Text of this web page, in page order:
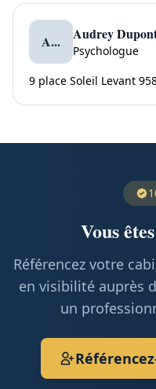
A...
Psychologue
9 place Soleil Levant
Vous
Référencez votre
en visibilité auprès
un